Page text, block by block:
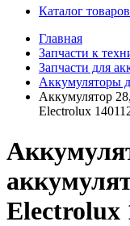
Каталог товаров
Главная
Запчасти к
Запчасти для
Аккумуляторы
Аккумулятор
Electrolux
Electrolux